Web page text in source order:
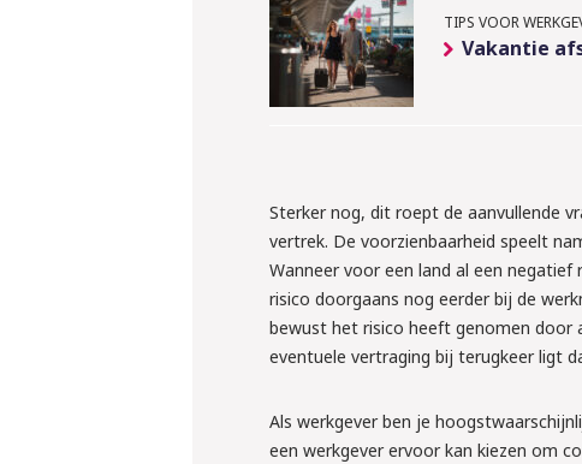
TIPS VOOR
Vakantie
Sterker nog, dit roept de aanvullende
vertrek. De voorzienbaarheid speelt
Wanneer voor een land al een
risico doorgaans nog eerder bij de
bewust het risico heeft genomen door
eventuele vertraging bij terugkeer ligt
Als werkgever ben je
een werkgever ervoor kan kiezen om
Liesbeth en Rens
regelen
klaar voor de
regels
inlenen van
Meld je gratis